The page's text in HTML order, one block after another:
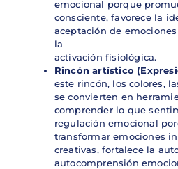
emocional porque
consciente, favorece la
aceptación de
la
activación fisiológica.
Rincón artístico
este rincón, los colores,
se convierten en
comprender lo que
regulación emocional
transformar emociones
creativas, fortalece la
autocomprensión